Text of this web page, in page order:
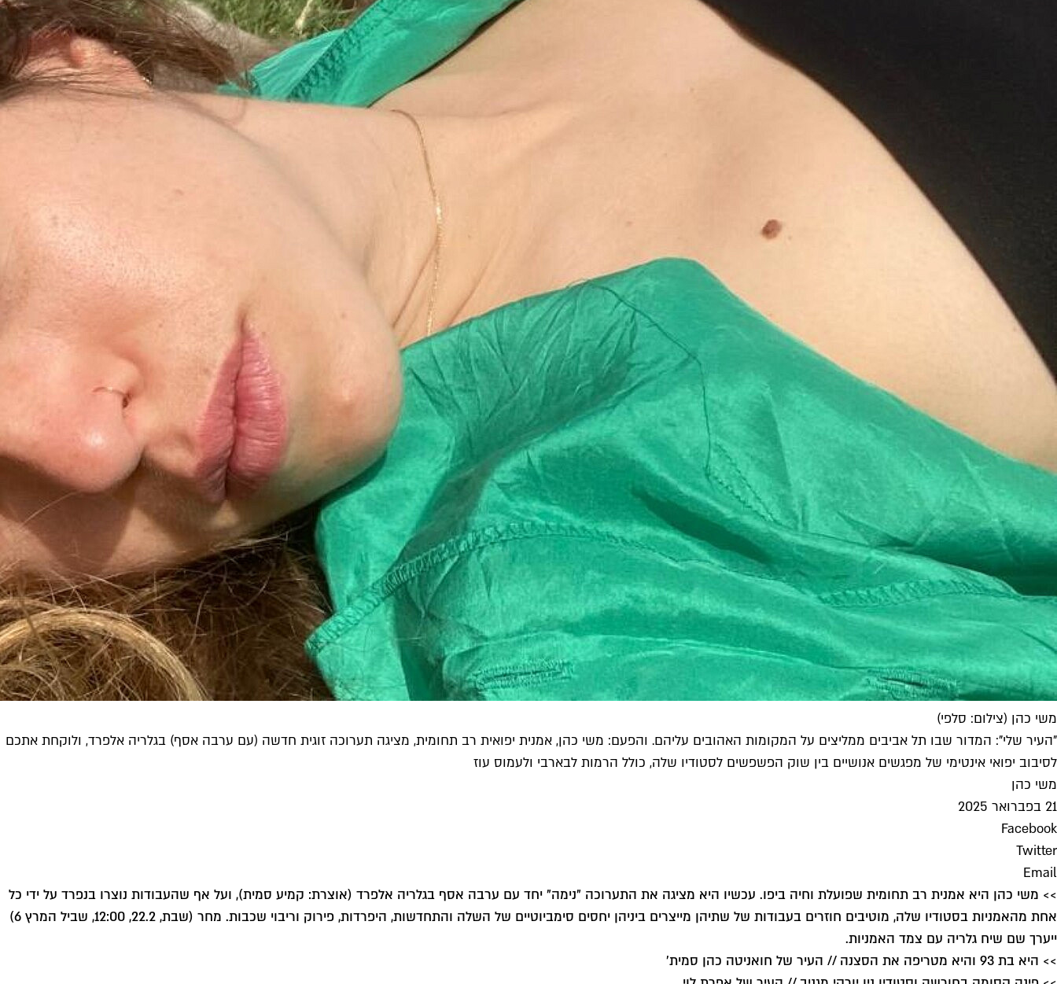
משי כהן (צילום: סלפי)
"העיר שלי": המדור שבו תל אביבים ממליצים על המקומות האהובים עליהם. והפעם: משי כהן, אמנית יפואית רב תחומית, מציגה תערוכה זוגית חדשה (עם ערבה אסף) בגלריה אלפרד, ולוקחת אתכם
לסיבוב יפואי אינטימי של מפגשים אנושיים בין שוק הפשפשים לסטודיו שלה, כולל הרמות לבארבי ולעמוס עוז
משי כהן
21 בפברואר 2025
Facebook
Twitter
Email
>> משי כהן היא אמנית רב תחומית שפועלת וחיה ביפו. עכשיו היא מציגה את התערוכה "נימה" יחד עם ערבה אסף בגלריה אלפרד (אוצרת: קמיע סמית), ועל אף שהעבודות נוצרו בנפרד על ידי כל
אחת מהאמניות בסטודיו שלה, מוטיבים חוזרים בעבודות של שתיהן מייצרים ביניהן יחסים סימביוטיים של השלה והתחדשות, היפרדות, פירוק וריבוי שכבות. מחר (שבת, 22.2, 12:00, שביל המרץ 6)
ייערך שם שיח גלריה עם צמד האמניות.
>> היא בת 93 והיא מטריפה את הסצנה // העיר של חואניטה כהן סמית'